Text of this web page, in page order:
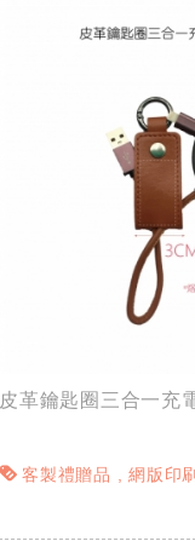
皮革鑰匙圈三合一充
客製禮贈品 網版印刷